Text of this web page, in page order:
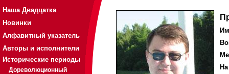
Наша Двадцатка
Новинки
Алфавитный указатель
Авторы и исполнители
Исторические периоды
Дореволюционный